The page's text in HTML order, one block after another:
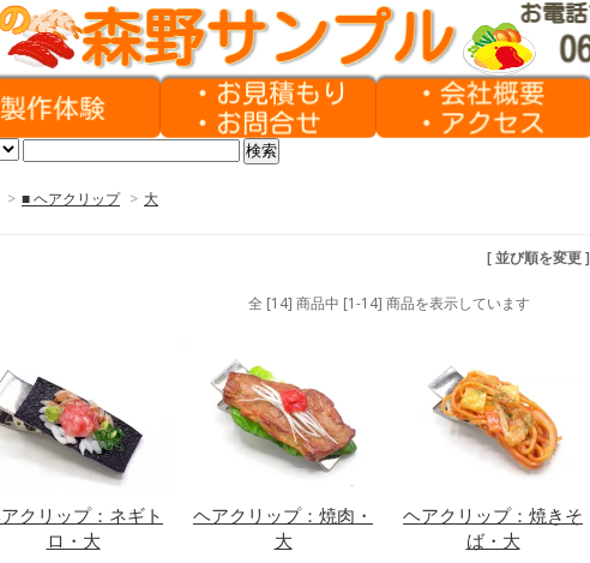
> ■ ヘアクリップ > 大
[ 並び順を変更 ]
全 [14] 商品中 [1-14] 商品を表示しています
クリップ：ネギト
ロ・大
ヘアクリップ：焼肉・
大
ヘアクリップ：焼きそ
ば・大